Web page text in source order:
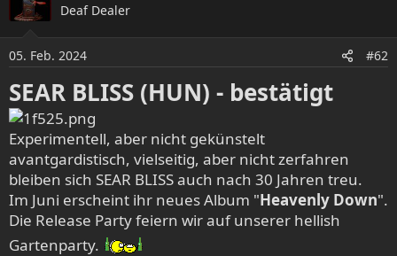
Deaf Dealer
05. Feb. 2024 #62
SEAR BLISS (HUN) - bestätigt
Experimentell, aber nicht gekünstelt
avantgardistisch, vielseitig, aber nicht zerfahren
bleiben sich SEAR BLISS auch nach 30 Jahren treu.
Im Juni erscheint ihr neues Album "Heavenly Down".
Die Release Party feiern wir auf unserer hellish
Gartenparty.